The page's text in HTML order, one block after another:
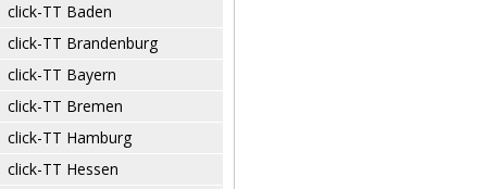
click-TT Baden
click-TT Brandenburg
click-TT Bayern
click-TT Bremen
click-TT Hamburg
click-TT Hessen